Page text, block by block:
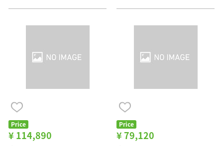
Price
¥ 114,890
Price
¥ 79,120